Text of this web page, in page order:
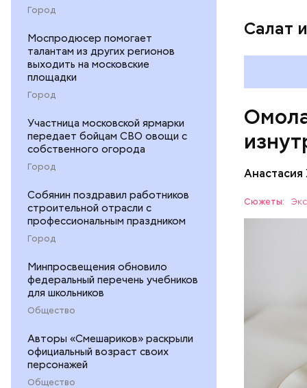
Город
Моспродюсер помогает
талантам из других регионов
выходить на московские
площадки
Город
Участница московской ярмарки
передает бойцам СВО овощи с
собственного огорода
Город
Собянин поздравил работников
строительной отрасли с
профессиональным праздником
Город
Минпросвещения обновило
федеральный перечень учебников
для школьников
Общество
Авторы «Смешариков» раскрыли
официальный возраст своих
персонажей
Общество
Салат
Сюжеты:
Дыня
ряда
лютеин
наше
калий